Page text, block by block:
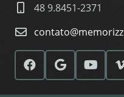
48 9.8451-2371